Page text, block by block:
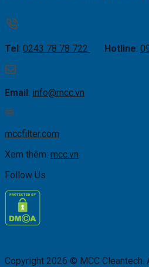
Tel : 0243 78 78 722 Hotline:
Email : info@mcc.vn
mccfilter.com
Xem thêm: mcc.vn
Follow Us
Copyright 2026 © MCC Cleantech.